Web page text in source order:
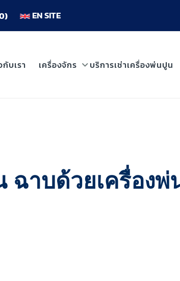
) EN SITE
กับเรา เครื่องจักร บริการเช่าเครื่องพ่นปูน
ฉาบด้วยเครื่อง